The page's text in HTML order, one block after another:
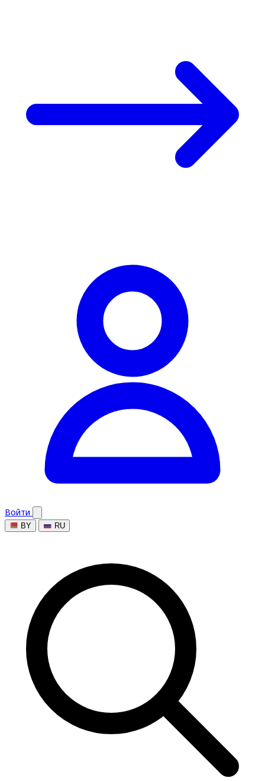
Войти
BY RU